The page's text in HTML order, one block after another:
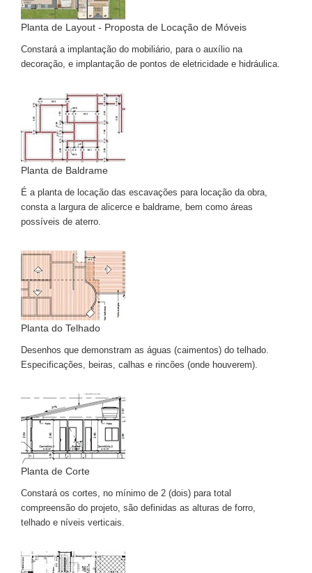
Planta de Layout - Proposta de Locação de Móveis
Constará a implantação do mobiliário, para o auxílio na
decoração, e implantação de pontos de eletricidade e hidráulica.
Planta de Baldrame
É a planta de locação das escavações para locação da obra,
consta a largura de alicerce e baldrame, bem como áreas
possíveis de aterro.
Planta do Telhado
Desenhos que demonstram as águas (caimentos) do telhado.
Especificações, beiras, calhas e rincões (onde houverem).
Planta de Corte
Constará os cortes, no mínimo de 2 (dois) para total
compreensão do projeto, são definidas as alturas de forro,
telhado e níveis verticais.